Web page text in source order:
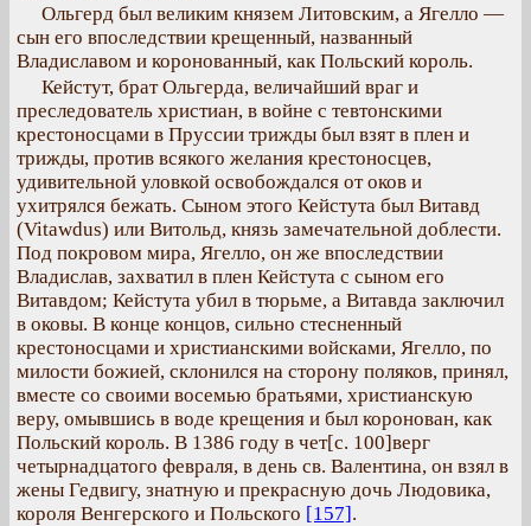
Ольгерд был великим князем Литовским, а Ягелло —
сын его впоследствии крещенный, названный
Владиславом и коронованный, как Польский король.
Кейстут, брат Ольгерда, величайший враг и
преследователь христиан, в войне с тевтонскими
крестоносцами в Пруссии трижды был взят в плен и
трижды, против всякого желания крестоносцев,
удивительной уловкой освобождался от оков и
ухитрялся бежать. Сыном этого Кейстута был Витавд
(Vitawdus) или Витольд, князь замечательной доблести.
Под покровом мира, Ягелло, он же впоследствии
Владислав, захватил в плен Кейстута с сыном его
Витавдом; Кейстута убил в тюрьме, а Витавда заключил
в оковы. В конце концов, сильно стесненный
крестоносцами и христианскими войсками, Ягелло, по
милости божией, склонился на сторону поляков, принял,
вместе со своими восемью братьями, христианскую
веру, омывшись в воде крещения и был коронован, как
Польский король. В 1386 году в чет[с. 100]верг
четырнадцатого февраля, в день св. Валентина, он взял в
жены Гедвигу, знатную и прекрасную дочь Людовика,
короля Венгерского и Польского [157].